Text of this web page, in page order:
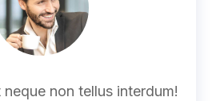
non tellus interdum!